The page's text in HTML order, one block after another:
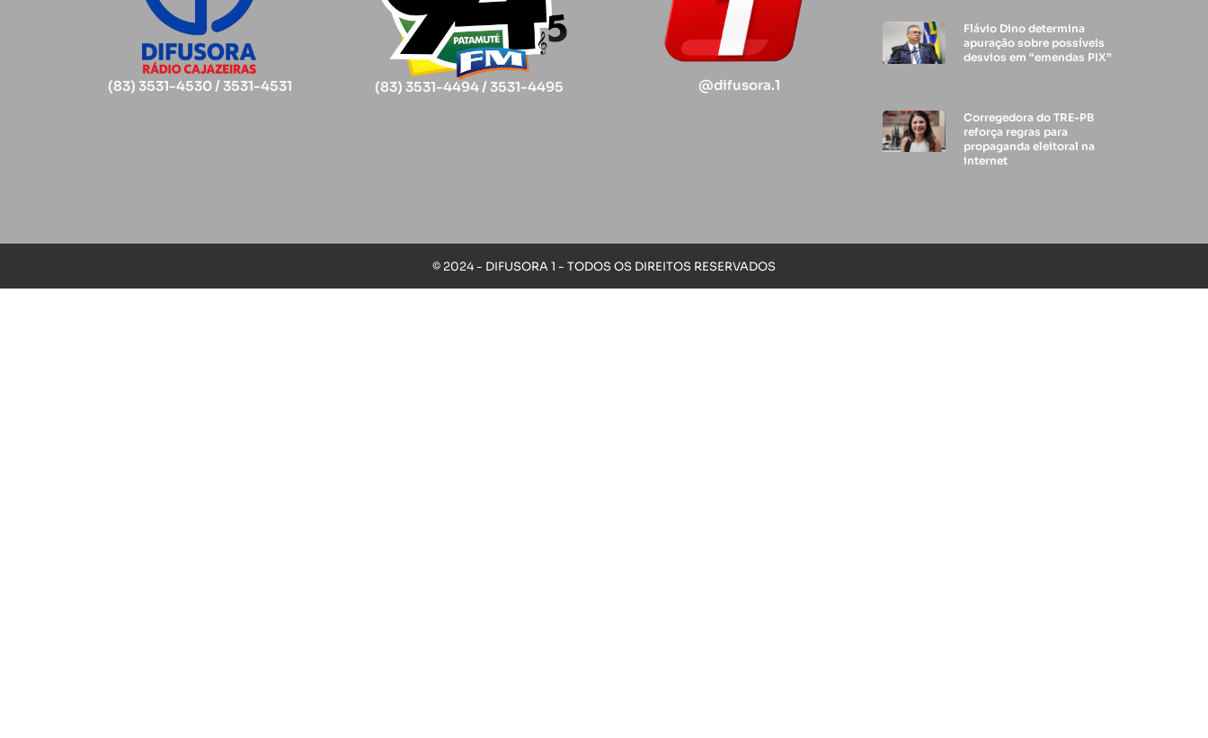
(83) 3531-4530 / 3531-4531 (83) 3531-4494 / 3531-4495 @difusora.1
Flávio Dino determina
apuração sobre possíveis
desvios em “emendas PIX”
Corregedora do TRE-PB
reforça regras para
propaganda eleitoral na
internet
© 2024 - DIFUSORA 1 - TODOS OS DIREITOS RESERVADOS